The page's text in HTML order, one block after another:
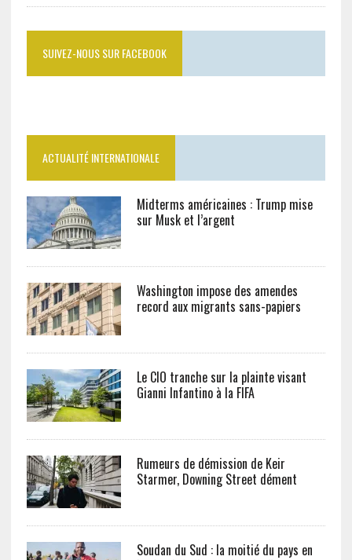
SUIVEZ-NOUS SUR FACEBOOK
ACTUALITÉ INTERNATIONALE
Midterms américaines : Trump mise
sur Musk et l’argent
Washington impose des amendes
record aux migrants sans-papiers
Le CIO tranche sur la plainte visant
Gianni Infantino à la FIFA
Rumeurs de démission de Keir
Starmer, Downing Street dément
Soudan du Sud : la moitié du pays en